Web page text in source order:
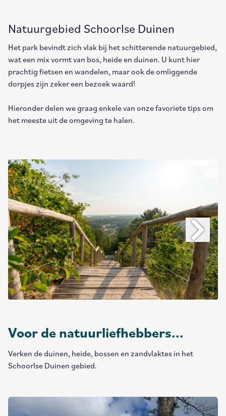
Natuurgebied Schoorlse Duinen
Het park bevindt zich vlak bij het schitterende natuurgebied,
wat een mix vormt van bos, heide en duinen. U kunt hier
prachtig fietsen en wandelen, maar ook de omliggende
dorpjes zijn zeker een bezoek waard!
Hieronder delen we graag enkele van onze favoriete tips om
het meeste uit de omgeving te halen.
Voor de natuurliefhebbers...
Verken de duinen, heide, bossen en zandvlaktes in het
Schoorlse Duinen gebied.